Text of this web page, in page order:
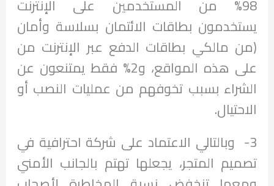
98% من المستخدمين على الإنترنت
يستخدمون بطاقات الائتمان بسلاسة وأمان
(من مالكي بطاقات الدفع عبر الإنترنت من
على هذه المواقع، و2% فقط يمتنعون عن
الشراء بسبب تخوفهم من عمليات النصب أو
الاحتيال.
3- وبالتالي الاعتماد على شركة احترافية في
تصميم المتجر، يجعلها تهتم بالجانب الأمني